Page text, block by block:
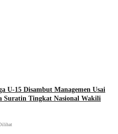
U-15 Disambut Managemen Usai
Suratin Tingkat Nasional Wakili